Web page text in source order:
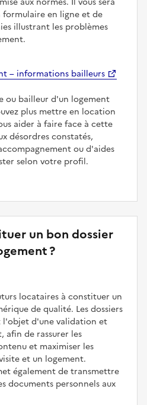
en ligne et de
illustrant les problèmes
– informations bailleurs
ou bailleur d'un logement
plus mettre en location
aider à faire face à cette
désordres constatés,
ou d'aides
selon votre profil.
un bon dossier
?
locataires à constituer un
de qualité. Les dossiers
l'objet d'une validation et
afin de rassurer les
et maximiser les
et un logement.
également de transmettre
documents personnels aux